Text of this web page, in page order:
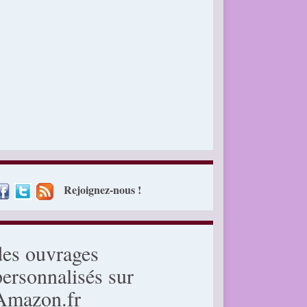
Rejoignez-nous !
ouvrages
sur